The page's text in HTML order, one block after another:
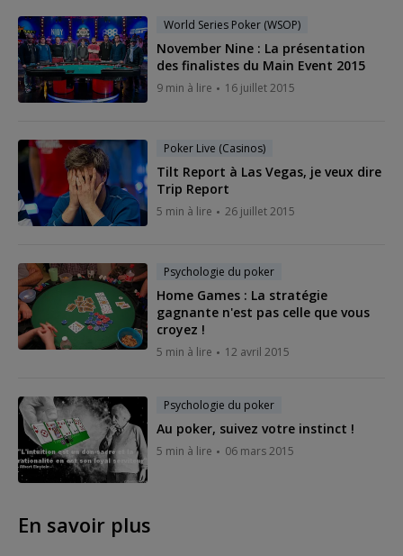
World Series Poker (WSOP)
November Nine : La présentation
des finalistes du Main Event 2015
9 min à lire 16 juillet 2015
Poker Live (Casinos)
Tilt Report à Las Vegas, je veux dire
Trip Report
5 min à lire 26 juillet 2015
Psychologie du poker
Home Games : La stratégie
gagnante n'est pas celle que vous
croyez !
5 min à lire 12 avril 2015
Psychologie du poker
Au poker, suivez votre instinct !
5 min à lire 06 mars 2015
En savoir plus